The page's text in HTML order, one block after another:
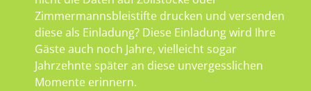
Zimmermannsbleistifte drucken und versenden
diese als Einladung? Diese Einladung wird Ihre
Gäste auch noch Jahre, vielleicht sogar
Jahrzehnte später an diese unvergesslichen
Momente erinnern.